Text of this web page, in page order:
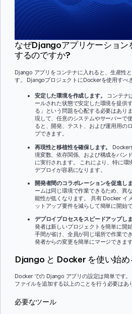
なぜDjangoアプリケーション
するのですか?
Django アプリをコンテナに入れると、生産性
す。 DjangoプロジェクトにDockerを使用すべ
安定した環境を作成します。 コンテナ
ールされた状態で安定した環境を提供
る」という問題を心配する必要はあり
現して、任意のシステムやサーバーで
ると、開発、テスト、および運用用の
プできます。
再現性と移植性を確保します。
Docker
境変数、依存関係、および構成をバン
に実行されます。 これにより、特に環
デプロイが容易になります。
開発者間のコラボレーションを促進しま
ームは同じ環境で作業できるため、異
能性が低くなります。 共有 Docker イ
ットアップ要件を減らして簡単に開始で
デプロイプロセスをスピードアップしま
発者は新しいプロジェクトを簡単に開
手間が省け、全員が同じ場所で作業で
発者からの変更を簡単にマージできます
Django と Docker を使い始め
Docker での Django アプリの設定は簡単です
ファイルを追加する以上のことを行う必要はあ
必要なツール